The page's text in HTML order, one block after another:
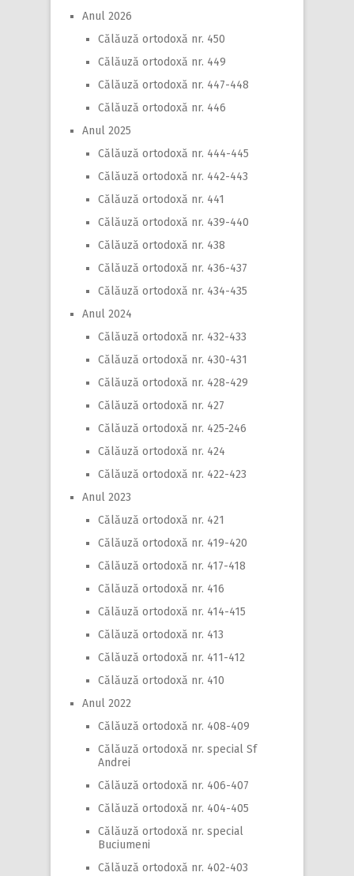
Anul 2026
Călăuză ortodoxă nr. 450
Călăuză ortodoxă nr. 449
Călăuză ortodoxă nr. 447-448
Călăuză ortodoxă nr. 446
Anul 2025
Călăuză ortodoxă nr. 444-445
Călăuză ortodoxă nr. 442-443
Călăuză ortodoxă nr. 441
Călăuză ortodoxă nr. 439-440
Călăuză ortodoxă nr. 438
Călăuză ortodoxă nr. 436-437
Călăuză ortodoxă nr. 434-435
Anul 2024
Călăuză ortodoxă nr. 432-433
Călăuză ortodoxă nr. 430-431
Călăuză ortodoxă nr. 428-429
Călăuză ortodoxă nr. 427
Călăuză ortodoxă nr. 425-246
Călăuză ortodoxă nr. 424
Călăuză ortodoxă nr. 422-423
Anul 2023
Călăuză ortodoxă nr. 421
Călăuză ortodoxă nr. 419-420
Călăuză ortodoxă nr. 417-418
Călăuză ortodoxă nr. 416
Călăuză ortodoxă nr. 414-415
Călăuză ortodoxă nr. 413
Călăuză ortodoxă nr. 411-412
Călăuză ortodoxă nr. 410
Anul 2022
Călăuză ortodoxă nr. 408-409
Călăuză ortodoxă nr. special Sf
Andrei
Călăuză ortodoxă nr. 406-407
Călăuză ortodoxă nr. 404-405
Călăuză ortodoxă nr. special
Buciumeni
Călăuză ortodoxă nr. 402-403